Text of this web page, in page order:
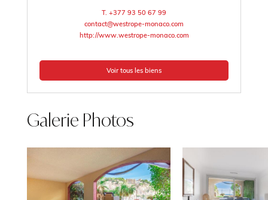
T. +377 93 50 67 99
contact@westrope-monaco.com
http://www.westrope-monaco.com
Voir tous les biens
Galerie Photos